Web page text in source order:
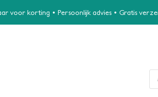
voor korting • Persoonlijk advies • Gratis